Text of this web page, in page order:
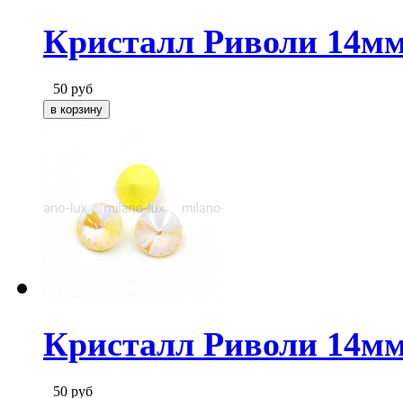
Кристалл Риволи
50 руб
Кристалл Риволи
50 руб